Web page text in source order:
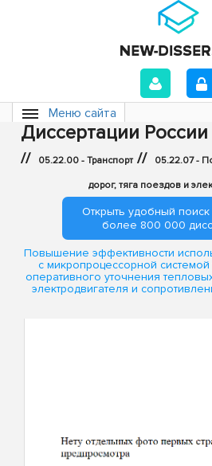
Меню сайта
Диссертации России
// 05.22.00 - Транспорт // 05.22.07 -
дорог, тяга поездов и
Открыть удобный поиск
более 800 000
Повышение эффективности
с микропроцессорной
оперативного уточнения
электродвигателя и